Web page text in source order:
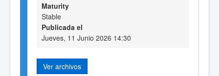
Maturity
Stable
Publicada el
Jueves, 11 Junio 2026 14:30
Ver archivos